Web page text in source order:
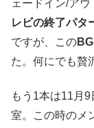
ェードイン/ア
レビの終了パタ
ですが、この
た。何にでも贅
もう1本は11月
室。この時のメ